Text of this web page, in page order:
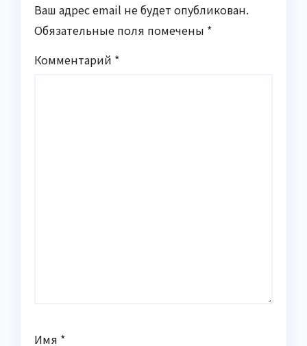
Ваш адрес email не будет опубликован.
Обязательные поля помечены *
Комментарий *
Имя *